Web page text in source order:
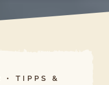
• TIPPS &